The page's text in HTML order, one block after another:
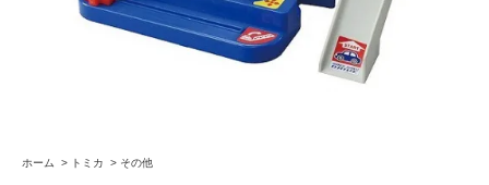
ホーム > トミカ > その他